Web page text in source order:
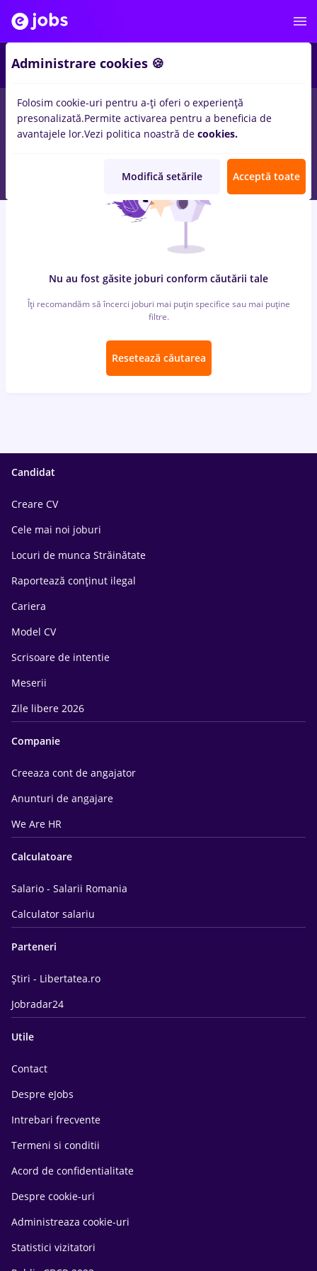
locuri de muncacu salarii Part timeinCluj-Napoca
Student, Entry-Level (< 2 ani)inProtectia muncii
Nu au fost găsite joburi conform căutării tale
Îți recomandăm să încerci joburi mai puțin specifice sau mai puține
filtre.
Resetează căutarea
Candidat
Creare CV
Cele mai noi joburi
Locuri de munca Străinătate
Raportează conținut ilegal
Cariera
Model CV
Scrisoare de intentie
Meserii
Zile libere 2026
Companie
Creeaza cont de angajator
Anunturi de angajare
We Are HR
Calculatoare
Salario - Salarii Romania
Calculator salariu
Parteneri
Știri - Libertatea.ro
Jobradar24
Utile
Contact
Despre eJobs
Intrebari frecvente
Termeni si conditii
Acord de confidentialitate
Despre cookie-uri
Administreaza cookie-uri
Statistici vizitatori
Administrare cookies 🍪
Folosim cookie-uri pentru a-ți oferi o experiență
presonalizată.Permite activarea pentru a beneficia de
avantajele lor.Vezi politica noastră de cookies.
Modifică setările Acceptă toate